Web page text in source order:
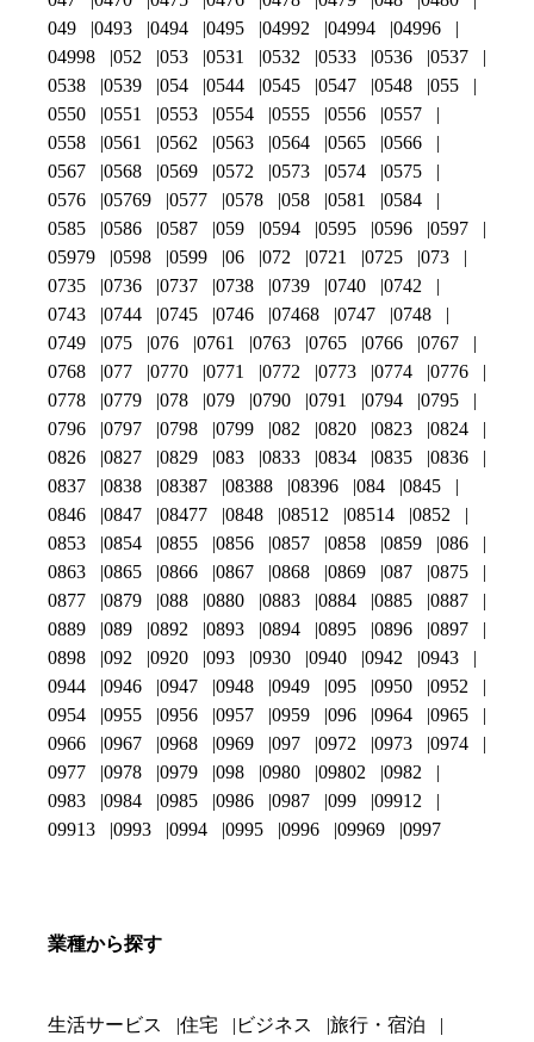
049
0493 0494 0495 04992 04994
04996
04998
052 053 0531 0532 0533 0536
0537
0538
0539 054 0544 0545 0547 0548
055
0550
0551 0553 0554 0555 0556
0557
0558
0561 0562 0563 0564 0565
0566
0567
0568 0569 0572 0573 0574
0575
0576
05769 0577 0578 058 0581
0584
0585
0586 0587 059 0594 0595 0596
0597
05979
0598 0599 06 072 0721 0725
073
0735
0736 0737 0738 0739 0740
0742
0743
0744 0745 0746 07468 0747
0748
0749
075 076 0761 0763 0765 0766
0767
0768
077 0770 0771 0772 0773 0774
0776
0778
0779 078 079 0790 0791 0794
0795
0796
0797 0798 0799 082 0820 0823
0824
0826
0827 0829 083 0833 0834 0835
0836
0837
0838 08387 08388 08396 084
0845
0846
0847 08477 0848 08512 08514
0852
0853
0854 0855 0856 0857 0858 0859
086
0863
0865 0866 0867 0868 0869 087
0875
0877
0879 088 0880 0883 0884 0885
0887
0889
089 0892 0893 0894 0895 0896
0897
0898
092 0920 093 0930 0940 0942
0943
0944
0946 0947 0948 0949 095 0950
0952
0954
0955 0956 0957 0959 096 0964
0965
0966
0967 0968 0969 097 0972 0973
0974
0977
0978 0979 098 0980 09802
0982
0983
0984 0985 0986 0987 099
09912
09913
0993 0994 0995 0996 09969 0997
業種から探す
生活サービス 住宅 ビジネス
旅行・宿泊